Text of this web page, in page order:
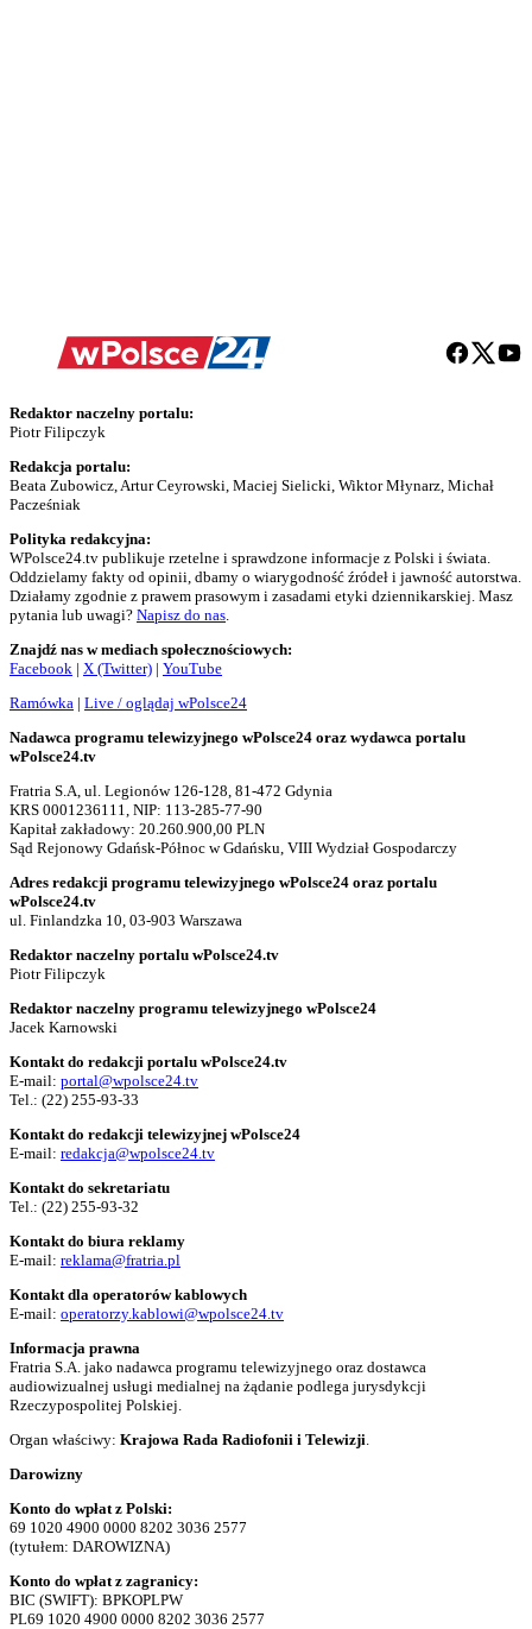
Redaktor naczelny portalu:
Piotr Filipczyk
Redakcja portalu:
Beata Zubowicz, Artur Ceyrowski, Maciej Sielicki, Wiktor Młynarz, Michał
Pacześniak
Polityka redakcyjna:
WPolsce24.tv publikuje rzetelne i sprawdzone informacje z Polski i świata.
Oddzielamy fakty od opinii, dbamy o wiarygodność źródeł i jawność autorstwa.
Działamy zgodnie z prawem prasowym i zasadami etyki dziennikarskiej. Masz
pytania lub uwagi? Napisz do nas
Znajdź nas w mediach społecznościowych:
Facebook | X (Twitter) | YouTube
Ramówka | Live / oglądaj wPolsce24
Nadawca programu telewizyjnego wPolsce24 oraz wydawca portalu
wPolsce24.tv
Fratria S.A, ul. Legionów 126-128, 81-472 Gdynia
KRS 0001236111, NIP: 113-285-77-90
Kapitał zakładowy: 20.260.900,00 PLN
Sąd Rejonowy Gdańsk-Północ w Gdańsku, VIII Wydział Gospodarczy
Adres redakcji programu telewizyjnego wPolsce24 oraz portalu
wPolsce24.tv
ul. Finlandzka 10, 03-903 Warszawa
Redaktor naczelny portalu wPolsce24.tv
Piotr Filipczyk
Redaktor naczelny programu telewizyjnego wPolsce24
Jacek Karnowski
Kontakt do redakcji portalu wPolsce24.tv
E-mail: portal@wpolsce24.tv
Tel.: (22) 255-93-33
Kontakt do redakcji telewizyjnej wPolsce24
E-mail: redakcja@wpolsce24.tv
Kontakt do sekretariatu
Tel.: (22) 255-93-32
Kontakt do biura reklamy
E-mail: reklama@fratria.pl
Kontakt dla operatorów kablowych
E-mail: operatorzy.kablowi@wpolsce24.tv
Informacja prawna
Fratria S.A. jako nadawca programu telewizyjnego oraz dostawca
audiowizualnej usługi medialnej na żądanie podlega jurysdykcji
Rzeczypospolitej Polskiej.
Organ właściwy: Krajowa Rada Radiofonii i Telewizji
Darowizny
Konto do wpłat z Polski:
69 1020 4900 0000 8202 3036 2577
(tytułem: DAROWIZNA)
Konto do wpłat z zagranicy:
BIC (SWIFT): BPKOPLPW
PL69 1020 4900 0000 8202 3036 2577